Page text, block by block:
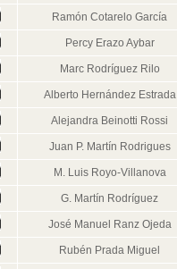
Ramón Cotarelo García
Percy Erazo Aybar
Marc Rodríguez Rilo
Alberto Hernández Estrada
Alejandra Beinotti Rossi
Juan P. Martín Rodrigues
M. Luis Royo-Villanova
G. Martín Rodríguez
José Manuel Ranz Ojeda
Rubén Prada Miguel